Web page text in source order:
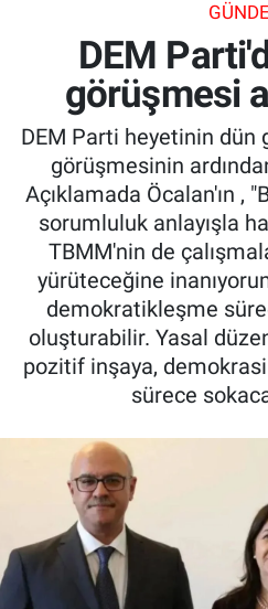
DEM
görüşmesi
DEM Parti heyetinin dün
görüşmesinin
Açıklamada Öcalan'ın ,
sorumluluk anlayışla
TBMM'nin de
yürüteceğine
demokratikleşme
oluşturabilir. Yasal
pozitif inşaya, demokrasi
sürece